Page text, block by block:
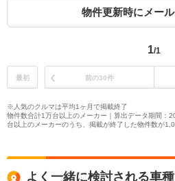
物件更新時にメー
1/1
最初 前の30件
※人気のクルマは平均1ヶ月で掲載終了
物件数合計1万台以上のメーカー｜算出データ期間：
台以上のメーカーのうち、掲載が終了した物件数が
よく一緒に検討される車